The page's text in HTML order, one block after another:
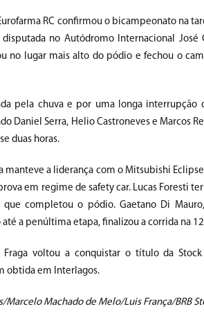
RC confirmou o bicampeonato na
no Autódromo Internacional José
no lugar mais alto do pódio e fechou o
pela chuva e por uma longa interrupção
Daniel Serra, Helio Castroneves e Marcos
duas horas.
manteve a liderança com o Mitsubishi
em regime de safety car. Lucas Foresti
que completou o pódio. Gaetano Di
a penúltima etapa, finalizou a corrida na
Fraga voltou a conquistar o título da
obtida em Interlagos.
Marcelo Machado de Melo/Luis França/BRB